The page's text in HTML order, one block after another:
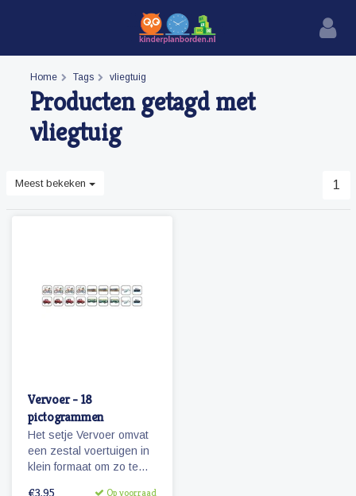
Home Tags vliegtuig
Producten getagd met
vliegtuig
Meest bekeken 1
Vervoer - 18
pictogrammen
Het setje Vervoer omvat
een zestal voertuigen in
klein formaat om zo te
€3,95 Op voorraad